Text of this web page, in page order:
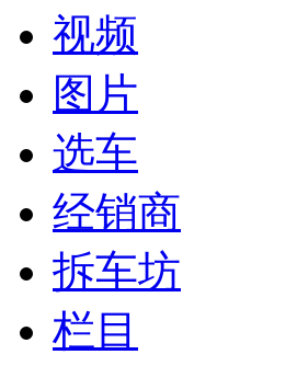
视频
图片
选车
经销商
拆车坊
栏目